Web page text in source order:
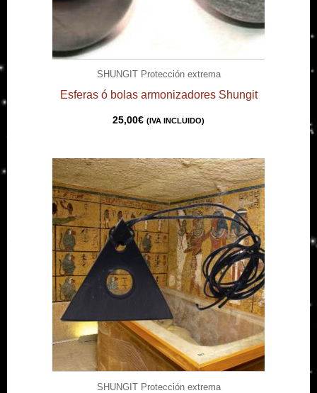
SHUNGIT Protección extrema
Esferas ó bolas armonizadores Shungit
25,00€ (IVA INCLUIDO)
SHUNGIT Protección extrema